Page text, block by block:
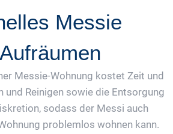
Messie
Messie-Wohnung kostet Zeit und
und Reinigen sowie die Entsorgung
sodass der Messi auch
problemlos wohnen kann.